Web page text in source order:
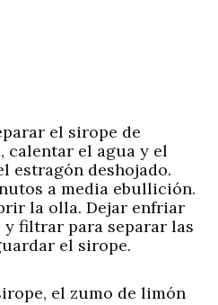
el sirope de
calentar el agua y el
estragón deshojado.
a media ebullición.
la olla. Dejar enfriar
filtrar para separar las
el sirope.
el zumo de limón